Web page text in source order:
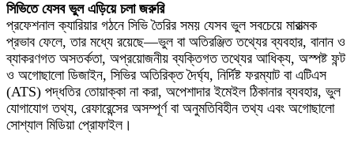
সিভিতে যেসব ভুল এড়িয়ে চলা জরুরি
প্রফেশনাল ক্যারিয়ার গঠনে সিভি তৈরির সময় যেসব ভুল সবচেয়ে মারাত্মক
প্রভাব ফেলে, তার মধ্যে রয়েছে—ভুল বা অতিরঞ্জিত তথ্যের ব্যবহার, বানান ও
ব্যাকরণগত অসতর্কতা, অপ্রয়োজনীয় ব্যক্তিগত তথ্যের আধিক্য, অস্পষ্ট ফন্ট
ও অগোছালো ডিজাইন, সিভির অতিরিক্ত দৈর্ঘ্য, নির্দিষ্ট ফরম্যাট বা এটিএস
(ATS) পদ্ধতির তোয়াক্কা না করা, অপেশাদার ইমেইল ঠিকানার ব্যবহার, ভুল
যোগাযোগ তথ্য, রেফারেন্সের অসম্পূর্ণ বা অনুমতিবিহীন তথ্য এবং অগোছালো
সোশ্যাল মিডিয়া প্রোফাইল।